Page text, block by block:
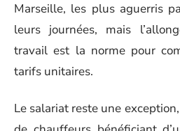
Marseille, les plus aguerris
leurs journées, mais
travail est la norme pour
tarifs unitaires.
Le salariat reste une